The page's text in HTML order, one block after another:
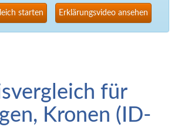
starten Erklärungsvideo ansehen
für
Kronen (ID-